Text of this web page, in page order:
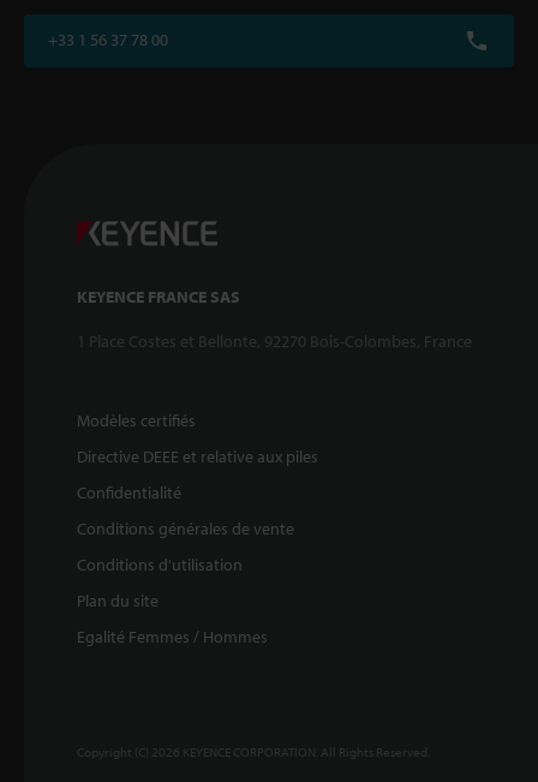
+33 1 56 37 78 00
KEYENCE FRANCE SAS
1 Place Costes et Bellonte, 92270 Bois-Colombes, France
Modèles certifiés
Directive DEEE et relative aux piles
Confidentialité
Conditions générales de vente
Conditions d'utilisation
Plan du site
Egalité Femmes / Hommes
Copyright (C) 2026 KEYENCE CORPORATION. All Rights Reserved.